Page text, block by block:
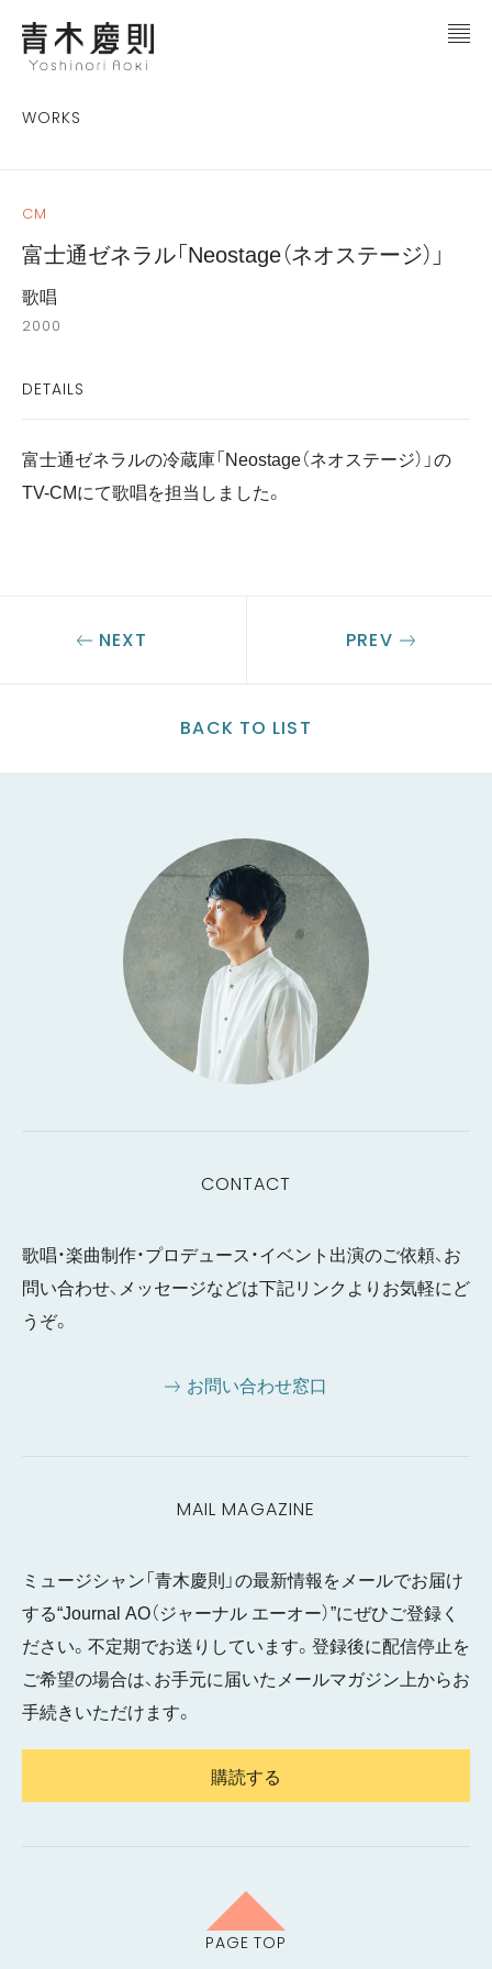
WORKS
CM
富士通ゼネラル「Neostage（ネオステージ）」
歌唱
2000
DETAILS
富士通ゼネラルの冷蔵庫「Neostage（ネオステージ）」の
TV-CMにて歌唱を担当しました。
NEXT
BACK TO LIST
PREV
CONTACT
歌唱・楽曲制作・プロデュース・イベント出演のご依頼、お
問い合わせ、メッセージなどは下記リンクよりお気軽にど
うぞ。
お問い合わせ窓口
MAIL MAGAZINE
ミュージシャン「青木慶則」の最新情報をメールでお届け
する“Journal AO（ジャーナル エーオー）”にぜひご登録く
ださい。不定期でお送りしています。登録後に配信停止を
ご希望の場合は、お手元に届いたメールマガジン上からお
手続きいただけます。
購読する
PAGE TOP